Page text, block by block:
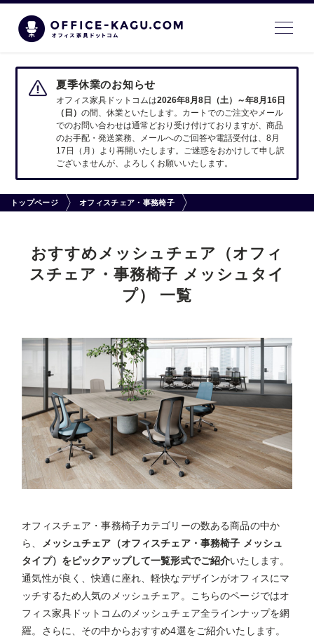
夏季休業のお知らせ
オフィス家具ドットコムは2026年8月8日（土）～年8月16日
（日）の間、休業といたします。カートでのご注文やメール
でのお問い合わせは通常どおり受け付けておりますが、商品
のお手配・発送業務、メールへのご回答や電話受付は、8月
17日（月）より再開いたします。ご迷惑をおかけして申し訳
ございませんが、よろしくお願いいたします。
トップページ オフィスチェア・事務椅子
おすすめメッシュチェア（オフィ
スチェア・事務椅子 メッシュタイ
プ） 一覧
オフィスチェア・事務椅子カテゴリーの数ある商品の中か
ら、
メッシュチェア（オフィスチェア・事務椅子 メッシュ
タイプ）をピックアップして一覧形式でご紹介いたします。
通気性が良く、快適に座れ、軽快なデザインがオフィスにマ
ッチするため人気のメッシュチェア。こちらのページではオ
フィス家具ドットコムのメッシュチェア全ラインナップを網
羅。さらに、その中からおすすめ4選をご紹介いたします。